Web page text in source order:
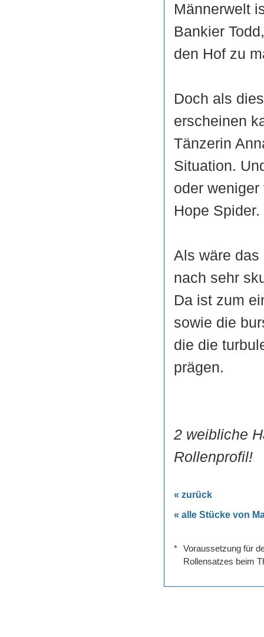
Männerwelt
Bankier
den Hof zu
Doch als
erscheinen
Tänzerin
Situation.
oder
Hope Spider.
Als wäre das
nach sehr
Da ist zum
sowie die
die die
prägen.
2 weibliche
Rollenprofil!
« zurück
« alle Stücke von
*
Voraussetzung für
Rollensatzes beim